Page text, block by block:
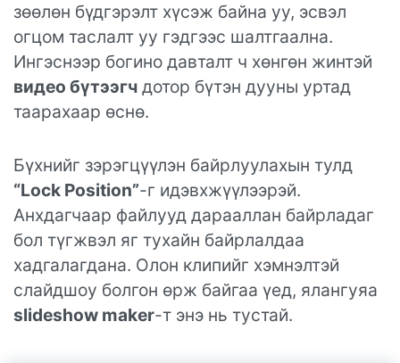
зөөлөн бүдгэрэлт хүсэж байна уу, эсвэл
огцом таслалт уу гэдгээс шалтгаална.
Ингэснээр богино давталт ч хөнгөн жинтэй
видео бүтээгч дотор бүтэн дууны уртад
таарахаар өснө.
Бүхнийг зэрэгцүүлэн байрлуулахын тулд
“Lock Position”-г идэвхжүүлээрэй.
Анхдагчаар файлууд дарааллан байрладаг
бол түгжвэл яг тухайн байрлалдаа
хадгалагдана. Олон клипийг хэмнэлтэй
слайдшоу болгон өрж байгаа үед, ялангуяа
slideshow maker-т энэ нь тустай.